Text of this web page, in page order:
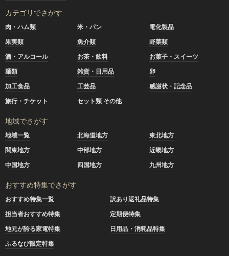
カテゴリでさがす
肉・ハム類 米・パン
電化製品
果実類
魚介類
野菜類
酒・アルコール
お茶・飲料
お菓子・スイーツ
麺類
雑貨・日用品
卵
加工食品
工芸品
感謝状・記念品
旅行・チケット
セット類 その他
地域でさがす
地域一覧 北海道地方
東北地方
関東地方
中部地方
近畿地方
中国地方
四国地方 九州地方
おすすめ特集でさがす
おすすめ特集一覧
訳あり返礼品特集
担当者おすすめ特集
定期便特集
地元が誇る家電特集
日用品・消耗品特集
ふるなび限定特集